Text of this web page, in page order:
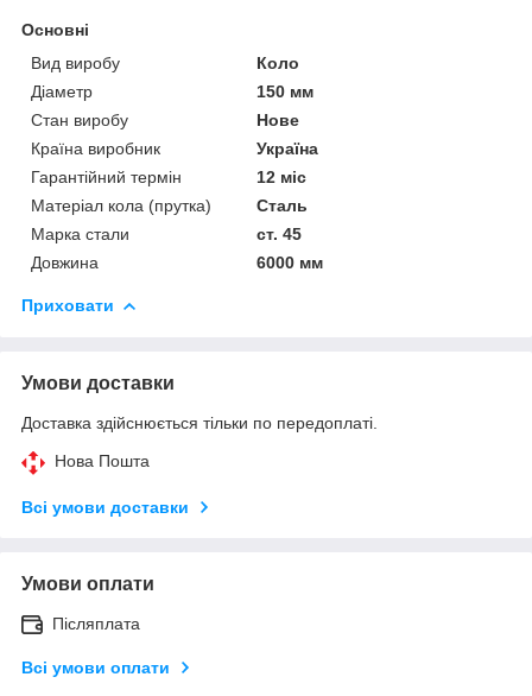
Основні
Вид виробу
Коло
Діаметр
150 мм
Стан виробу
Нове
Країна виробник
Україна
Гарантійний термін
12 міс
Матеріал кола (прутка)
Сталь
Марка стали
ст. 45
Довжина
6000 мм
Приховати
Умови доставки
Доставка здійснюється тільки по передоплаті.
Нова Пошта
Всі умови доставки
Умови оплати
Післяплата
Всі умови оплати